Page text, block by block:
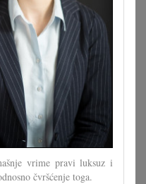
vrime pravi luksuz i
čvršćenje toga.